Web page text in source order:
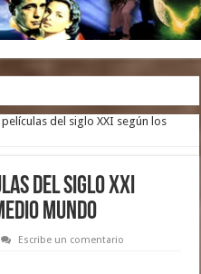
del siglo XXI según los
del siglo XXI
mundo
Escribe un comentario